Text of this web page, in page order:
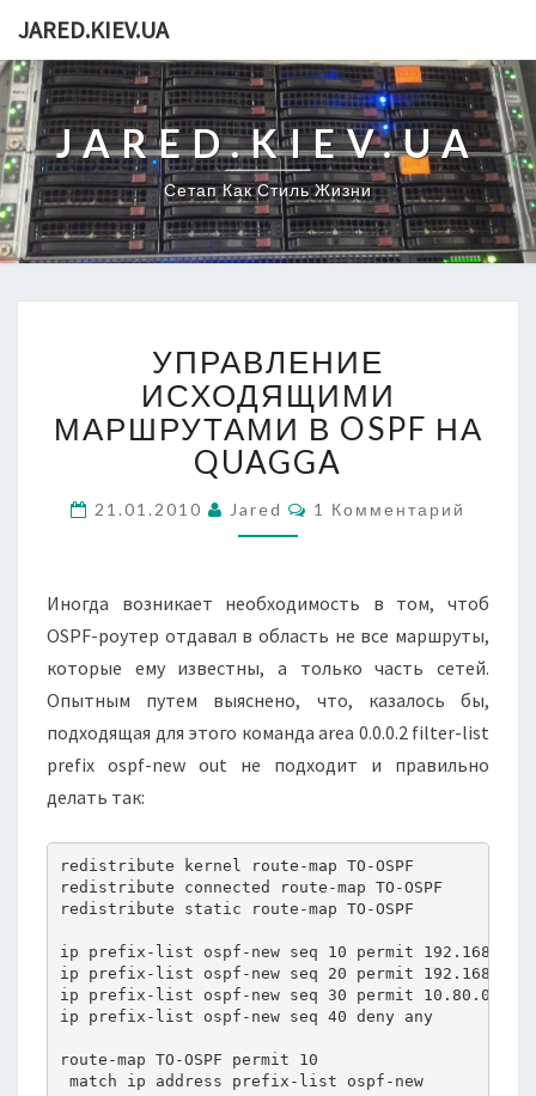
JARED.KIEV.UA
JARED.KIEV.UA
Сетап Как Стиль Жизни
ИСХОДЯЩИМИ
МАРШРУТАМИ
В
OSPF
НА
УПРАВЛЕНИЕ
ИСХОДЯЩИМИ
МАРШРУТАМИ В OSPF НА
QUAGGA
21.01.2010 Jared Комментарии
1 Комментарий
Иногда возникает необходимость в том, чтоб
OSPF-роутер отдавал в область не все маршруты,
которые ему известны, а только часть сетей.
Опытным путем выяснено, что, казалось бы,
подходящая для этого команда area 0.0.0.2 filter-list
prefix ospf-new out не подходит и правильно
делать так:
redistribute kernel route-map TO-OSPF
redistribute connected route-map TO-OSPF
redistribute static route-map TO-OSPF
ip prefix-list ospf-new seq 10 permit
ip prefix-list ospf-new seq 20 permit
ip prefix-list ospf-new seq 30 permit 10.80.0.0/
ip prefix-list ospf-new seq 40 deny any
route-map TO-OSPF permit 10
match ip address prefix-list ospf-new